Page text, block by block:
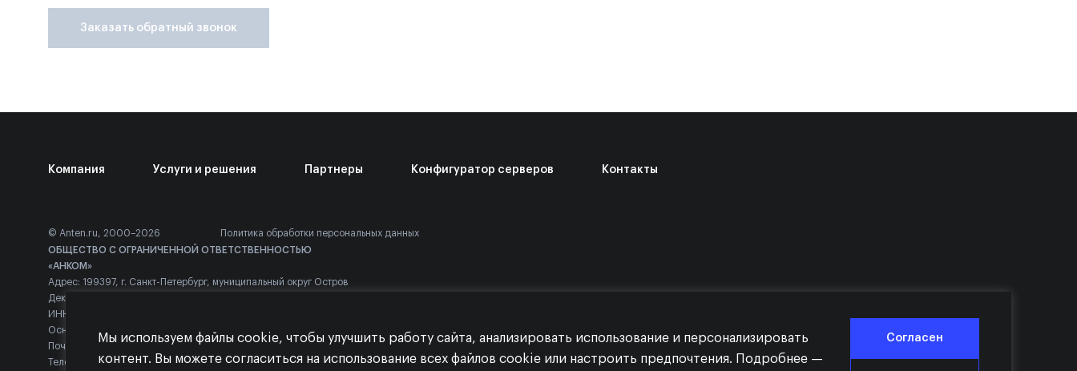
Заказать обратный звонок
Компания Услуги и решения Партнеры Конфигуратор серверов Контакты
© Anten.ru, 2000–2026
Политика обработки персональных данных
ОБЩЕСТВО С ОГРАНИЧЕННОЙ ОТВЕТСТВЕННОСТЬЮ
«АНКОМ»
Адрес: 199397, г. Санкт-Петербург, муниципальный округ Остров
Декабристов вн.тер.г., Наличная ул, д. 44, к. 1, стр. 1, помещ. 129Н
ИНН: 7813362433
Основной ОКВЭД: 46.51
Почта: mail@anten.ru
Телефон: +7 (812) 703-04-00
Мы используем файлы cookie, чтобы улучшить работу сайта, анализировать использование и персонализировать
контент. Вы можете согласиться на использование всех файлов cookie или настроить предпочтения. Подробнее —
Согласен